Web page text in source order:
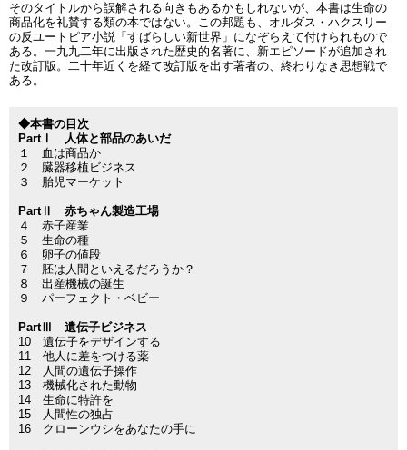
そのタイトルから誤解される向きもあるかもしれないが、本書は生命の
商品化を礼賛する類の本ではない。この邦題も、オルダス・ハクスリー
の反ユートピア小説「すばらしい新世界」になぞらえて付けられもので
ある。一九九二年に出版された歴史的名著に、新エピソードが追加され
た改訂版。二十年近くを経て改訂版を出す著者の、終わりなき思想戦で
ある。
◆本書の目次
PartⅠ 人体と部品のあいだ
１ 血は商品か
２ 臓器移植ビジネス
３ 胎児マーケット
PartⅡ 赤ちゃん製造工場
４ 赤子産業
５ 生命の種
６ 卵子の値段
７ 胚は人間といえるだろうか？
８ 出産機械の誕生
９ パーフェクト・ベビー
PartⅢ 遺伝子ビジネス
10 遺伝子をデザインする
11 他人に差をつける薬
12 人間の遺伝子操作
13 機械化された動物
14 生命に特許を
15 人間性の独占
16 クローンウシをあなたの手に